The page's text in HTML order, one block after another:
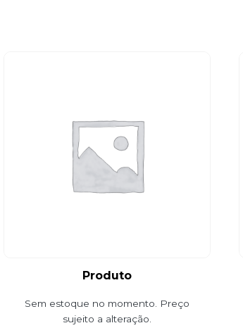
Produto
Sem estoque no momento. Preço
sujeito a alteração.